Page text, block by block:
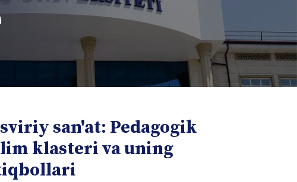
san'at: Pedagogik
klasteri va uning